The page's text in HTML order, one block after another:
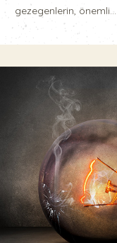
gezegenlerin, önemli...